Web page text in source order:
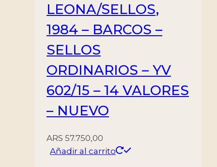
LEONA/SELLOS,
1984 – BARCOS –
SELLOS
ORDINARIOS – YV
602/15 – 14 VALORES
– NUEVO
ARS 57.750,00
Añadir al carrito